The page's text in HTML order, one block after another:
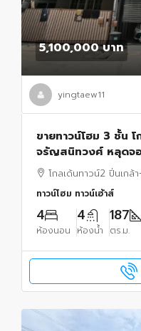
5,100,000 บาท
yingtaew11
ขายทาวน์โฮม 3 ชั้น
จรัญสนิทวงศ์ หลุดจ
โครงการ เข้า-ออกส
โกลเด้นทาวน์2 ปิ่นเกล้
ทาวน์โฮม ทาวน์เฮ้าส์
4
ห้องนอน
4
ห้องน้ำ
187
ตร.ม.